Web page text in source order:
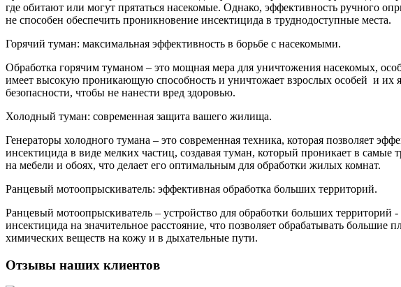
где обитают или могут прятаться насекомые. Однако, эффективность ручного
не способен обеспечить проникновение инсектицида в труднодоступные места.
Горячий туман: максимальная эффективность в борьбе с насекомыми.
Обработка горячим туманом – это мощная мера для уничтожения насекомых,
имеет высокую проникающую способность и уничтожает взрослых особей и их
безопасности, чтобы не нанести вред здоровью.
Холодный туман: современная защита вашего жилища.
Генераторы холодного тумана – это современная техника, которая позволяет
инсектицида в виде мелких частиц, создавая туман, который проникает в
на мебели и обоях, что делает его оптимальным для обработки жилых комнат.
Ранцевый мотоопрыскиватель: эффективная обработка больших территорий.
Ранцевый мотоопрыскиватель – устройство для обработки больших
инсектицида на значительное расстояние, что позволяет обрабатывать
химических веществ на кожу и в дыхательные пути.
Отзывы наших клиентов